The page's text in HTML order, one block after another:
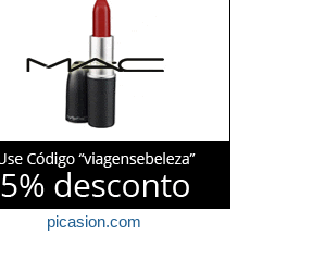
picasion.com